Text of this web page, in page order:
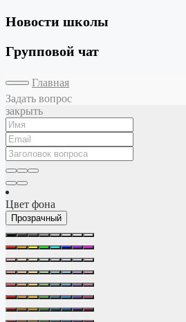
Новости школы
Групповой чат
Главная
Задать вопрос
закрыть
Цвет фона
Прозрачный